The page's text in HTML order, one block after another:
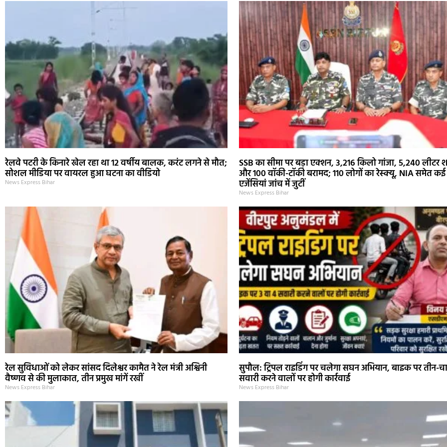
रेलवे पटरी के किनारे खेल रहा था 12 वर्षीय बालक, करंट लगने से मौत;
सोशल मीडिया पर वायरल हुआ घटना का वीडियो
News Express Bihar
SSB का सीमा पर बड़ा एक्शन, 3,216 किलो गांजा, 5,240 लीटर
और 100 वॉकी-टॉकी बरामद; 110 लोगों का रेस्क्यू, NIA समेत कई
एजेंसियां जांच में जुटीं
News Express Bihar
रेल सुविधाओं को लेकर सांसद दिलेश्वर कामैत ने रेल मंत्री अश्विनी
वैष्णव से की मुलाकात, तीन प्रमुख मांगें रखीं
News Express Bihar
सुपौल: ट्रिपल राइडिंग पर चलेगा सघन अभियान, बाइक पर तीन-
सवारी करने वालों पर होगी कार्रवाई
News Express Bihar